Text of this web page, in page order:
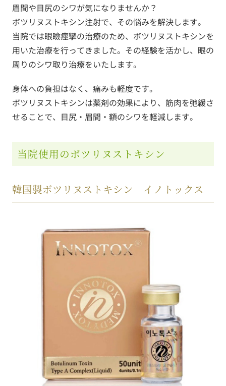
眉間や目尻のシワが気になりませんか？
ボツリヌストキシン注射で、その悩みを解決します。
当院では眼瞼痙攣の治療のため、ボツリヌストキシンを
用いた治療を行ってきました。その経験を活かし、眼の
周りのシワ取り治療をいたします。
身体への負担はなく、痛みも軽度です。
ボツリヌストキシンは薬剤の効果により、筋肉を弛緩さ
せることで、目尻・眉間・額のシワを軽減します。
当院使用のボツリヌストキシン
韓国製ボツリヌストキシン イノトックス